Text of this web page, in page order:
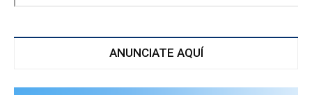
ANUNCIATE AQUÍ